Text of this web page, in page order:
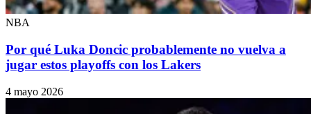
NBA
Por qué Luka Doncic probablemente no vuelva a
jugar estos playoffs con los Lakers
4 mayo 2026